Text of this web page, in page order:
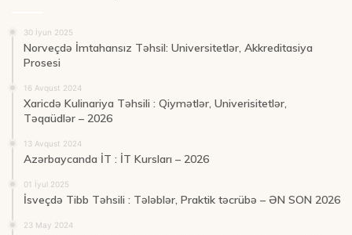
30 İyun 2025
Norveçdə İmtahansız Təhsil: Universitetlər, Akkreditasiya
Prosesi
16 Avqust 2024
Xaricdə Kulinariya Təhsili : Qiymətlər, Univerisitetlər,
Təqaüdlər – 2026
13 Avqust 2024
Azərbaycanda İT : İT Kursları – 2026
01 İyul 2025
İsveçdə Tibb Təhsili : Tələblər, Praktik təcrübə – ƏN SON 2026
23 May 2024